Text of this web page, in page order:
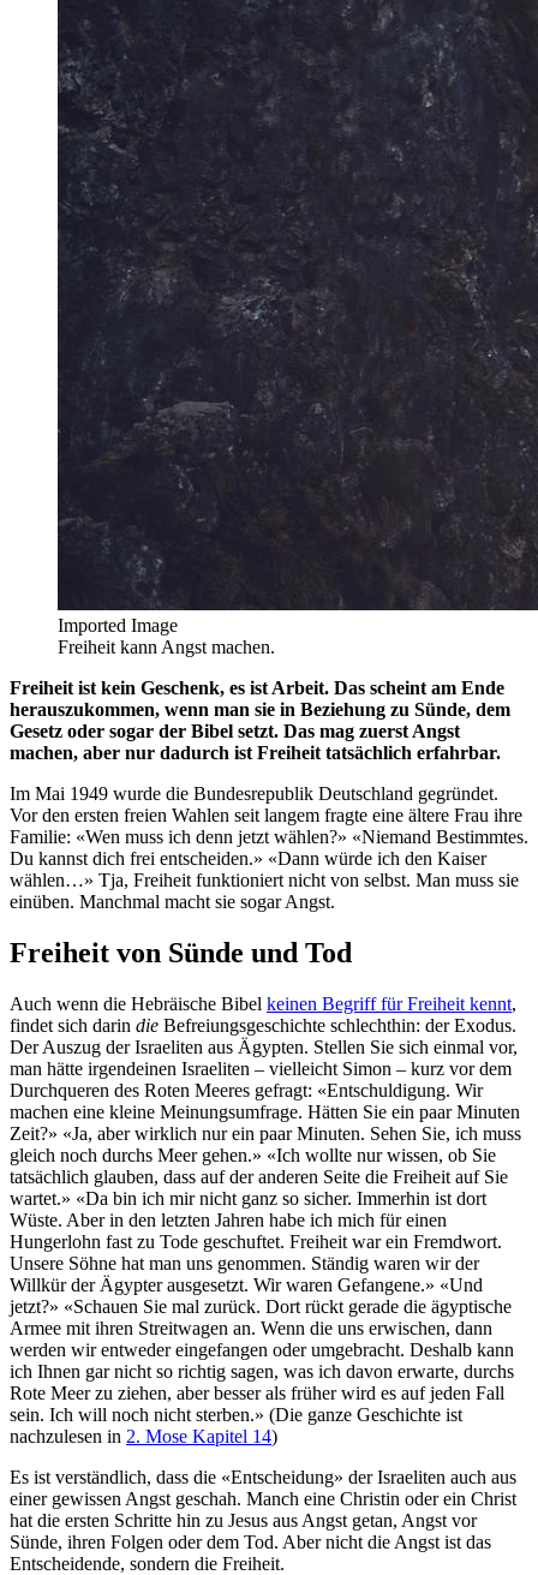
Imported Image
Freiheit kann Angst machen.
Freiheit ist kein Geschenk, es ist Arbeit. Das scheint am Ende
herauszukommen, wenn man sie in Beziehung zu Sünde, dem
Gesetz oder sogar der Bibel setzt. Das mag zuerst Angst
machen, aber nur dadurch ist Freiheit tatsächlich erfahrbar.
Im Mai 1949 wurde die Bundesrepublik Deutschland gegründet.
Vor den ersten freien Wahlen seit langem fragte eine ältere Frau ihre
Familie: «Wen muss ich denn jetzt wählen?» «Niemand Bestimmtes.
Du kannst dich frei entscheiden.» «Dann würde ich den Kaiser
wählen…» Tja, Freiheit funktioniert nicht von selbst. Man muss sie
einüben. Manchmal macht sie sogar Angst.
Freiheit von Sünde und Tod
Auch wenn die Hebräische Bibel keinen Begriff für Freiheit kennt,
findet sich darin die Befreiungsgeschichte schlechthin: der Exodus.
Der Auszug der Israeliten aus Ägypten. Stellen Sie sich einmal vor,
man hätte irgendeinen Israeliten – vielleicht Simon – kurz vor dem
Durchqueren des Roten Meeres gefragt: «Entschuldigung. Wir
machen eine kleine Meinungsumfrage. Hätten Sie ein paar Minuten
Zeit?» «Ja, aber wirklich nur ein paar Minuten. Sehen Sie, ich muss
gleich noch durchs Meer gehen.» «Ich wollte nur wissen, ob Sie
tatsächlich glauben, dass auf der anderen Seite die Freiheit auf Sie
wartet.» «Da bin ich mir nicht ganz so sicher. Immerhin ist dort
Wüste. Aber in den letzten Jahren habe ich mich für einen
Hungerlohn fast zu Tode geschuftet. Freiheit war ein Fremdwort.
Unsere Söhne hat man uns genommen. Ständig waren wir der
Willkür der Ägypter ausgesetzt. Wir waren Gefangene.» «Und
jetzt?» «Schauen Sie mal zurück. Dort rückt gerade die ägyptische
Armee mit ihren Streitwagen an. Wenn die uns erwischen, dann
werden wir entweder eingefangen oder umgebracht. Deshalb kann
ich Ihnen gar nicht so richtig sagen, was ich davon erwarte, durchs
Rote Meer zu ziehen, aber besser als früher wird es auf jeden Fall
sein. Ich will noch nicht sterben.» (Die ganze Geschichte ist
nachzulesen in 2. Mose Kapitel 14)
Es ist verständlich, dass die «Entscheidung» der Israeliten auch aus
einer gewissen Angst geschah. Manch eine Christin oder ein Christ
hat die ersten Schritte hin zu Jesus aus Angst getan, Angst vor
Sünde, ihren Folgen oder dem Tod. Aber nicht die Angst ist das
Entscheidende, sondern die Freiheit.